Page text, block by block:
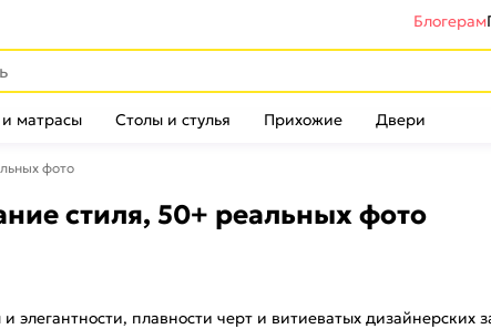
Блогерам
матрасы Столы и стулья Прихожие Двери
фото
стиля, 50+ реальных фото
элегантности, плавности черт и витиеватых